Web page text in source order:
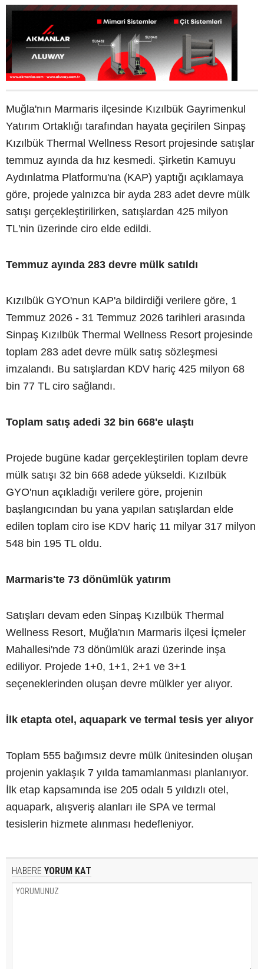
Muğla'nın Marmaris ilçesinde Kızılbük Gayrimenkul
Yatırım Ortaklığı tarafından hayata geçirilen Sinpaş
Kızılbük Thermal Wellness Resort projesinde satışlar
temmuz ayında da hız kesmedi. Şirketin Kamuyu
Aydınlatma Platformu'na (KAP) yaptığı açıklamaya
göre, projede yalnızca bir ayda 283 adet devre mülk
satışı gerçekleştirilirken, satışlardan 425 milyon
TL'nin üzerinde ciro elde edildi.
Temmuz ayında 283 devre mülk satıldı
Kızılbük GYO'nun KAP'a bildirdiği verilere göre, 1
Temmuz 2026 - 31 Temmuz 2026 tarihleri arasında
Sinpaş Kızılbük Thermal Wellness Resort projesinde
toplam 283 adet devre mülk satış sözleşmesi
imzalandı. Bu satışlardan KDV hariç 425 milyon 68
bin 77 TL ciro sağlandı.
Toplam satış adedi 32 bin 668'e ulaştı
Projede bugüne kadar gerçekleştirilen toplam devre
mülk satışı 32 bin 668 adede yükseldi. Kızılbük
GYO'nun açıkladığı verilere göre, projenin
başlangıcından bu yana yapılan satışlardan elde
edilen toplam ciro ise KDV hariç 11 milyar 317 milyon
548 bin 195 TL oldu.
Marmaris'te 73 dönümlük yatırım
Satışları devam eden Sinpaş Kızılbük Thermal
Wellness Resort, Muğla'nın Marmaris ilçesi İçmeler
Mahallesi'nde 73 dönümlük arazi üzerinde inşa
ediliyor. Projede 1+0, 1+1, 2+1 ve 3+1
seçeneklerinden oluşan devre mülkler yer alıyor.
İlk etapta otel, aquapark ve termal tesis yer alıyor
Toplam 555 bağımsız devre mülk ünitesinden oluşan
projenin yaklaşık 7 yılda tamamlanması planlanıyor.
İlk etap kapsamında ise 205 odalı 5 yıldızlı otel,
aquapark, alışveriş alanları ile SPA ve termal
tesislerin hizmete alınması hedefleniyor.
HABERE YORUM KAT